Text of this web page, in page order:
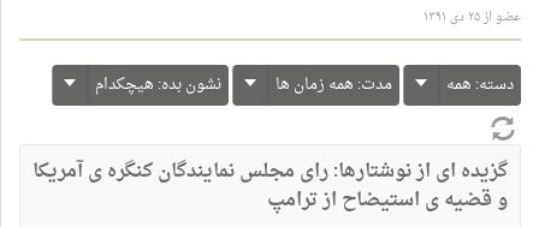
عضو از ۲۵ دی ۱۳۹۱
دسته: همه مدت: همه زمان ها نشون بده: هیچکدام
گزیده ای از نوشتارها:رای مجلس نمایندگان کنگره ی آمریکا
و قضیه ی استیضاح از ترامپ